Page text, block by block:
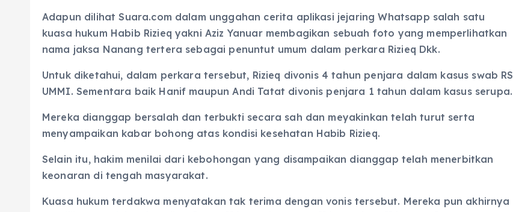
Adapun dilihat Suara.com dalam unggahan cerita aplikasi jejaring Whatsapp salah satu
kuasa hukum Habib Rizieq yakni Aziz Yanuar membagikan sebuah foto yang memperlihatkan
nama jaksa Nanang tertera sebagai penuntut umum dalam perkara Rizieq Dkk.
Untuk diketahui, dalam perkara tersebut, Rizieq divonis 4 tahun penjara dalam kasus swab RS
UMMI. Sementara baik Hanif maupun Andi Tatat divonis penjara 1 tahun dalam kasus serupa.
Mereka dianggap bersalah dan terbukti secara sah dan meyakinkan telah turut serta
menyampaikan kabar bohong atas kondisi kesehatan Habib Rizieq.
Selain itu, hakim menilai dari kebohongan yang disampaikan dianggap telah menerbitkan
keonaran di tengah masyarakat.
Kuasa hukum terdakwa menyatakan tak terima dengan vonis tersebut. Mereka pun akhirnya